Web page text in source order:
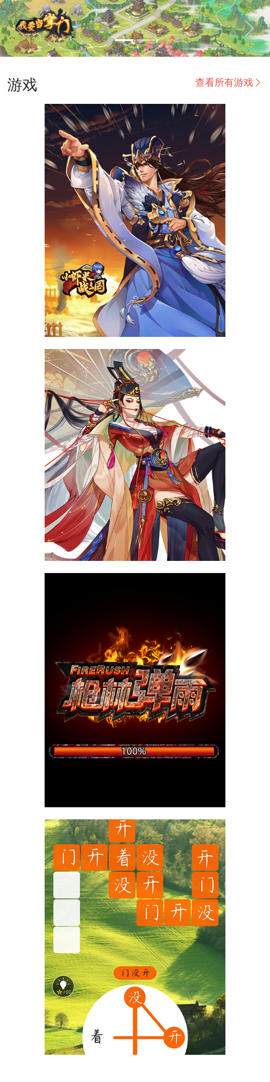
Previous Next
游戏 查看所有游戏
小虾米战三国
亲历三国，逐鹿群雄！
我要当掌门
当一派掌门，享武林盛名！
枪林弹雨
激烈设计对战，体验真实战场！